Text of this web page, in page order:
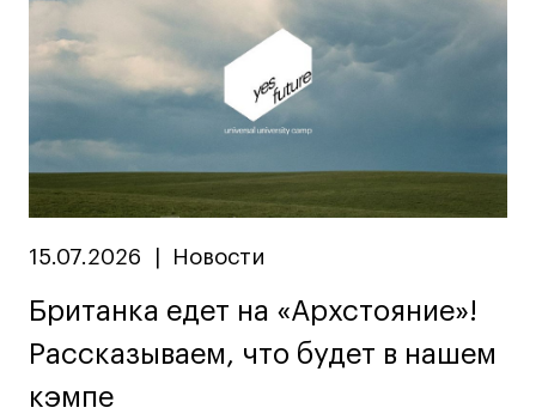
События
События
Истории успеха
Истории успеха
Адрес на карте
Адрес на карте
Universal University
Universal University
15.07.2026 Новости
Британка едет на «Архстояние»!
Рассказываем, что будет в нашем
кэмпе